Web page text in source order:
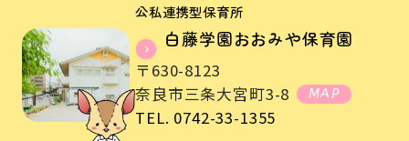
公私連携型保育所
白藤学園おおみや保育園
〒630-8123
奈良市三条大宮町3-8
MAP
TEL. 0742-33-1355